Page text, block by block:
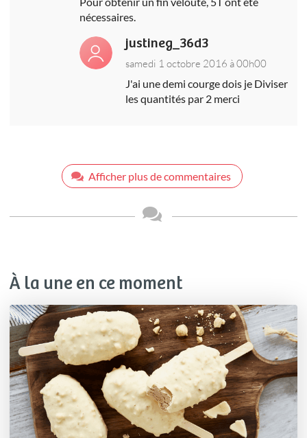
nécessaires.
justineg_36d3
samedi 1 octobre 2016 à 00h00
J'ai une demi courge dois je Diviser
les quantités par 2 merci
Afficher plus de commentaires
À la une en ce moment